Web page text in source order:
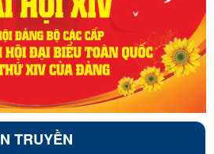
TRUYỀN